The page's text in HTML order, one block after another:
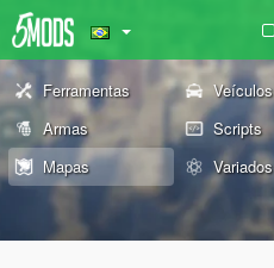
Ferramentas Veículos
Armas
Scripts
Mapas
Variados